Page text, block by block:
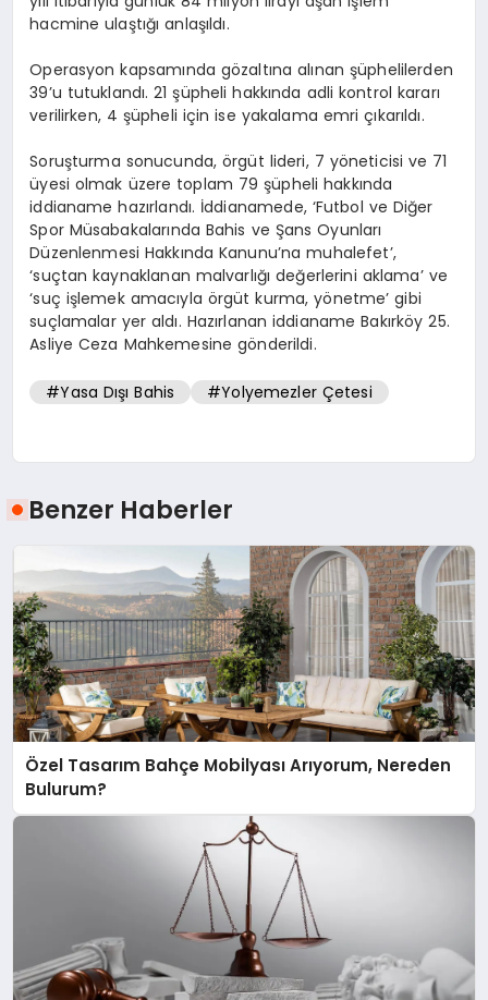
hacmine ulaştığı anlaşıldı.
Operasyon kapsamında gözaltına alınan şüphelilerden
39’u tutuklandı. 21 şüpheli hakkında adli kontrol kararı
verilirken, 4 şüpheli için ise yakalama emri çıkarıldı.
Soruşturma sonucunda, örgüt lideri, 7 yöneticisi ve 71
üyesi olmak üzere toplam 79 şüpheli hakkında
iddianame hazırlandı. İddianamede, ‘Futbol ve Diğer
Spor Müsabakalarında Bahis ve Şans Oyunları
Düzenlenmesi Hakkında Kanunu’na muhalefet’,
‘suçtan kaynaklanan malvarlığı değerlerini aklama’ ve
‘suç işlemek amacıyla örgüt kurma, yönetme’ gibi
suçlamalar yer aldı. Hazırlanan iddianame Bakırköy 25.
Asliye Ceza Mahkemesine gönderildi.
#Yasa Dışı Bahis #Yolyemezler Çetesi
Benzer Haberler
Özel Tasarım Bahçe Mobilyası Arıyorum, Nereden
Bulurum?